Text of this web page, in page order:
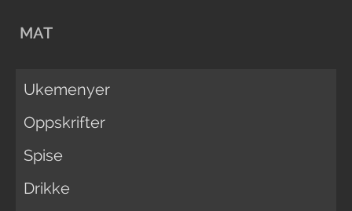
MAT
Ukemenyer
Oppskrifter
Spise
Drikke